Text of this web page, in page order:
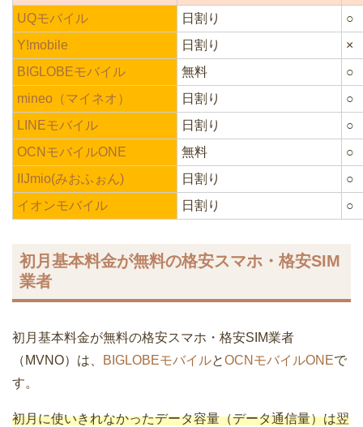
UQモバイル
日割り
○
Y!mobile
日割り
×
BIGLOBEモバイル
無料
○
mineo（マイネオ）
日割り
○
LINEモバイル
日割り
○
OCNモバイルONE
無料
○
IIJmio(みおふぉん)
日割り
○
イオンモバイル
日割り ○
初月基本料金が無料の格安スマホ・格安SIM
業者
初月基本料金が無料の格安スマホ・格安SIM業者
（MVNO）は、
BIGLOBEモバイルとOCNモバイルONEで
す。
初月に使いきれなかったデータ容量（データ通信量）は翌